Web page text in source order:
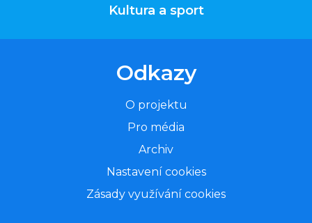
Kultura a sport
Odkazy
O projektu
Pro média
Archiv
Nastavení cookies
Zásady využívání cookies